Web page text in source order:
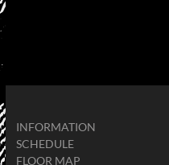
INFORMATION
SCHEDULE
FLOOR MAP